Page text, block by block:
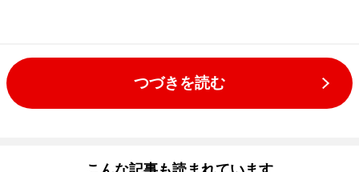
つづきを読む